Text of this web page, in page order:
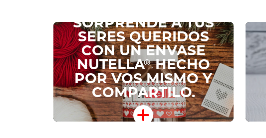
SORPRENDÉ A TUS
SERES QUERIDOS
CON UN ENVASE
NUTELLA®HECHO
POR VOS MISMO Y
COMPARTILO.